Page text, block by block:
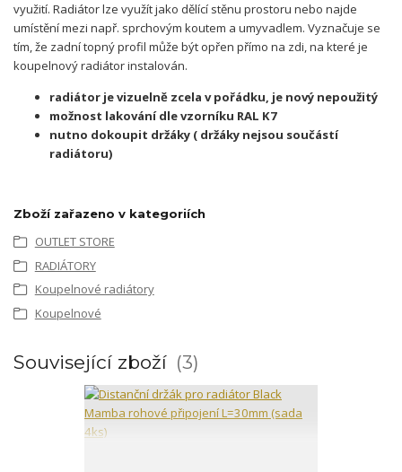
využití. Radiátor lze využít jako dělící stěnu prostoru nebo najde
umístění mezi např. sprchovým koutem a umyvadlem. Vyznačuje se
tím, že zadní topný profil může být opřen přímo na zdi, na které je
koupelnový radiátor instalován.
radiátor je vizuelně zcela v pořádku, je nový nepoužitý
možnost lakování dle vzorníku RAL K7
nutno dokoupit držáky ( držáky nejsou součástí
radiátoru)
Zboží zařazeno v kategoriích
OUTLET STORE
RADIÁTORY
Koupelnové radiátory
Koupelnové
Související zboží 3